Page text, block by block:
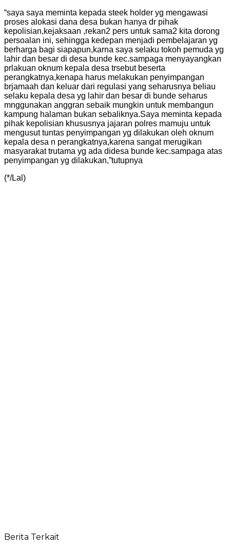
“saya saya meminta kepada steek holder yg mengawasi
proses alokasi dana desa bukan hanya dr pihak
kepolisian,kejaksaan ,rekan2 pers untuk sama2 kita dorong
persoalan ini, sehingga kedepan menjadi pembelajaran yg
berharga bagi siapapun,karna saya selaku tokoh pemuda yg
lahir dan besar di desa bunde kec.sampaga menyayangkan
prlakuan oknum kepala desa trsebut beserta
perangkatnya,kenapa harus melakukan penyimpangan
brjamaah dan keluar dari regulasi yang seharusnya beliau
selaku kepala desa yg lahir dan besar di bunde seharus
mnggunakan anggran sebaik mungkin untuk membangun
kampung halaman bukan sebaliknya.Saya meminta kepada
pihak kepolisian khususnya jajaran polres mamuju untuk
mengusut tuntas penyimpangan yg dilakukan oleh oknum
kepala desa n perangkatnya,karena sangat merugikan
masyarakat trutama yg ada didesa bunde kec.sampaga atas
penyimpangan yg dilakukan,”tutupnya
(*/Lal)
Berita Terkait